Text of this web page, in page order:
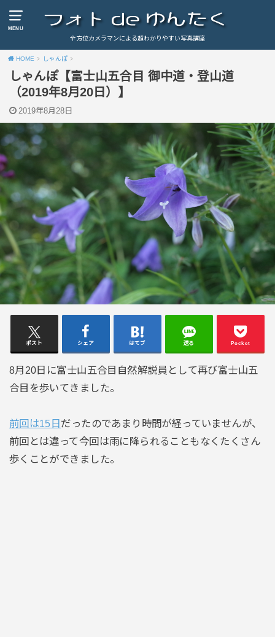
MENU
全方位カメラマンによる超わかりやすい写真講座
HOME しゃんぽ
しゃんぽ【富士山五合目 御中道・登山道
（2019年8月20日）】
2019年8月28日
ポスト シェア はてブ 送る Pocket
8月20日に富士山五合目自然解説員として再び富士山五
合目を歩いてきました。
前回は15日 だったのであまり時間が経っていませんが、
前回とは違って今回は雨に降られることもなくたくさん
歩くことができました。